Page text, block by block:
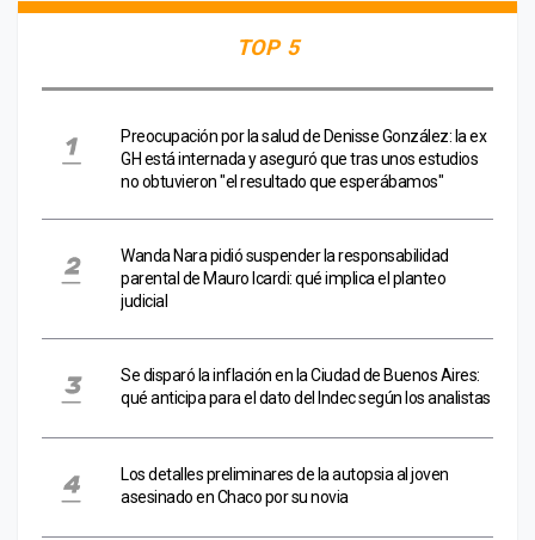
TOP 5
Preocupación por la salud de Denisse González: la ex
GH está internada y aseguró que tras unos estudios
no obtuvieron "el resultado que esperábamos"
Wanda Nara pidió suspender la responsabilidad
parental de Mauro Icardi: qué implica el planteo
judicial
Se disparó la inflación en la Ciudad de Buenos Aires:
qué anticipa para el dato del Indec según los analistas
Los detalles preliminares de la autopsia al joven
asesinado en Chaco por su novia